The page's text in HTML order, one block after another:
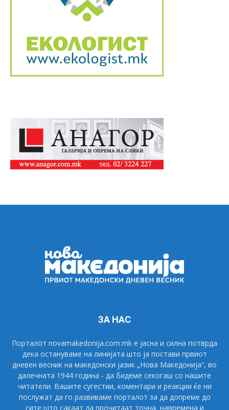
ЗА НАС
Порталот novamakedonija.com.mk е јасна и силна потврда
дека остануваме на линијата што ја постави првиот
дневен весник на македонски јазик „Нова Македонија“, во
далечната 1944 година - да бидеме секогаш со нашите
читатели. Вашите сугестии, коментари и реакции ќе ни
послужат да го развиваме порталот за да допреме до
сите што сакаат да прочитаат точна, навремена и